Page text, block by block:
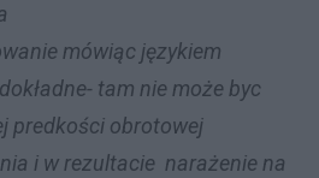
mówiąc językiem
tam nie może byc
predkości obrotowej
i w rezultacie narażenie na